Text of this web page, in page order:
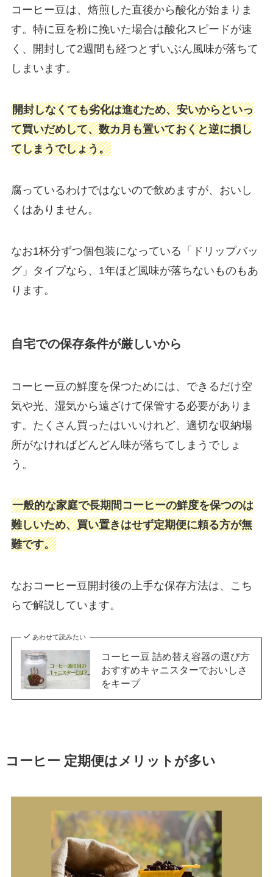
コーヒー豆は、焙煎した直後から酸化が始まりま
す。特に豆を粉に挽いた場合は酸化スピードが速
く、開封して2週間も経つとずいぶん風味が落ちて
しまいます。
開封しなくても劣化は進むため、安いからといっ
て買いだめして、数カ月も置いておくと逆に損し
てしまうでしょう。
腐っているわけではないので飲めますが、おいし
くはありません。
なお1杯分ずつ個包装になっている「ドリップバッ
グ」タイプなら、1年ほど風味が落ちないものもあ
ります。
自宅での保存条件が厳しいから
コーヒー豆の鮮度を保つためには、できるだけ空
気や光、湿気から遠ざけて保管する必要がありま
す。たくさん買ったはいいけれど、適切な収納場
所がなければどんどん味が落ちてしまうでしょ
う。
一般的な家庭で長期間コーヒーの鮮度を保つのは
難しいため、買い置きはせず定期便に頼る方が無
難です。
なおコーヒー豆開封後の上手な保存方法は、こち
らで解説しています。
あわせて読みたい
コーヒー豆 詰め替え容器の選び方
おすすめキャニスターでおいしさ
をキープ
コーヒー 定期便はメリットが多い